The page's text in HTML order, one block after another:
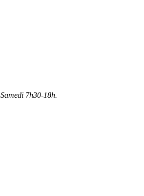
Samedi 7h30-18h.